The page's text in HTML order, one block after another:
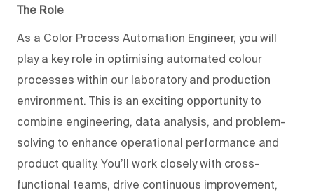
The Role
As a Color Process Automation Engineer, you will
play a key role in optimising automated colour
processes within our laboratory and production
environment. This is an exciting opportunity to
combine engineering, data analysis, and problem-
solving to enhance operational performance and
product quality. You’ll work closely with cross-
functional teams, drive continuous improvement,